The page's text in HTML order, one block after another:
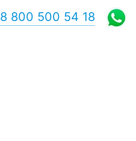
8 800 500 54 18